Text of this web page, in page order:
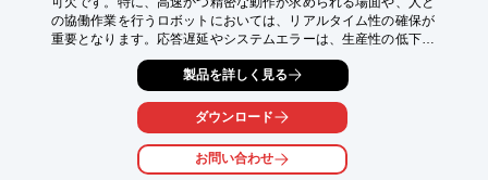
の協働作業を行うロボットにおいては、リアルタイム性の確保が
重要となります。応答遅延やシステムエラーは、生産性の低下や
事故につながる可能性があります。RedHawk Linuxは、5マイク
ロ秒未満のイベント応答を保証し、ロボットの安全な動作と高精
度な制御を可能にします。
【活用シーン】
・産業用ロボットの精密制御
・協働ロボットの安全な動作
製品を詳しく見る
ダウンロード
お問い合わせ